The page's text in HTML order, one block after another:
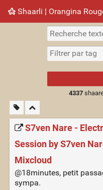
Shaarli ¦ Orangina
Nuage de tags Mur
4337
S7ven Nare -
Session by S7ven
Mixcloud
@18minutes, petit
sympa.